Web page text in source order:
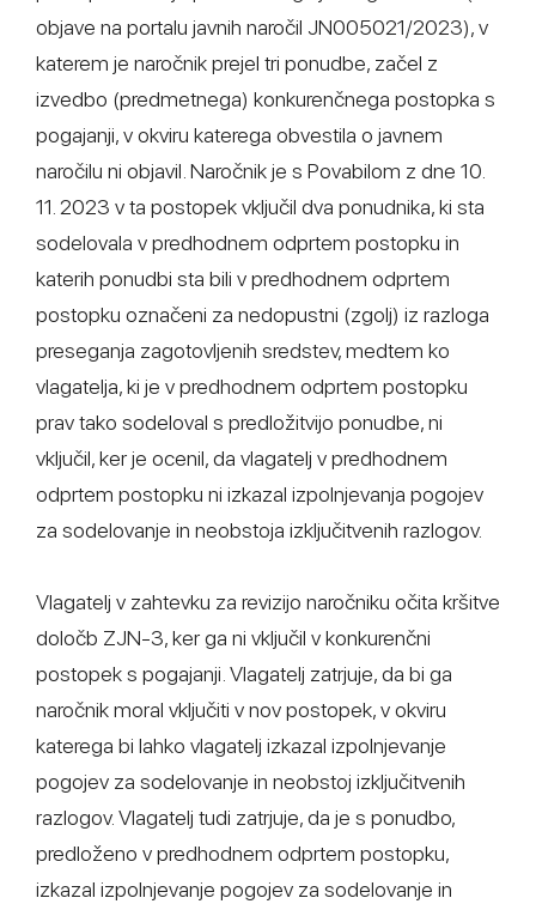
objave na portalu javnih naročil JN005021/2023), v
katerem je naročnik prejel tri ponudbe, začel z
izvedbo (predmetnega) konkurenčnega postopka s
pogajanji, v okviru katerega obvestila o javnem
naročilu ni objavil. Naročnik je s Povabilom z dne 10.
11. 2023 v ta postopek vključil dva ponudnika, ki sta
sodelovala v predhodnem odprtem postopku in
katerih ponudbi sta bili v predhodnem odprtem
postopku označeni za nedopustni (zgolj) iz razloga
preseganja zagotovljenih sredstev, medtem ko
vlagatelja, ki je v predhodnem odprtem postopku
prav tako sodeloval s predložitvijo ponudbe, ni
vključil, ker je ocenil, da vlagatelj v predhodnem
odprtem postopku ni izkazal izpolnjevanja pogojev
za sodelovanje in neobstoja izključitvenih razlogov.
Vlagatelj v zahtevku za revizijo naročniku očita kršitve
določb ZJN-3, ker ga ni vključil v konkurenčni
postopek s pogajanji. Vlagatelj zatrjuje, da bi ga
naročnik moral vključiti v nov postopek, v okviru
katerega bi lahko vlagatelj izkazal izpolnjevanje
pogojev za sodelovanje in neobstoj izključitvenih
razlogov. Vlagatelj tudi zatrjuje, da je s ponudbo,
predloženo v predhodnem odprtem postopku,
izkazal izpolnjevanje pogojev za sodelovanje in